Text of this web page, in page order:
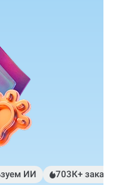
ИИ 703К+